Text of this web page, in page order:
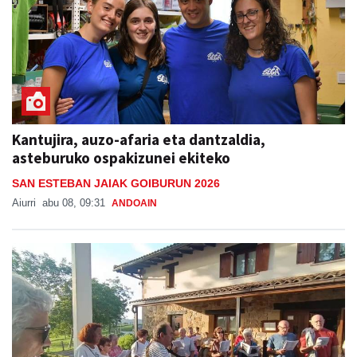
Kantujira, auzo-afaria eta dantzaldia,
asteburuko ospakizunei ekiteko
SAN ESTEBAN JAIAK GOIBURUN 2026
Aiurri abu 08, 09:31 ANDOAIN